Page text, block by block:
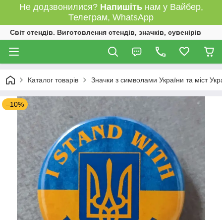
Не додзвонилися? Напишітьнам у Вайбер,
Телеграм, WhatsApp
Світ стендів. Виготовлення стендів, значків, сувенірів
Каталог товарів Значки з символами України та міст
–10%